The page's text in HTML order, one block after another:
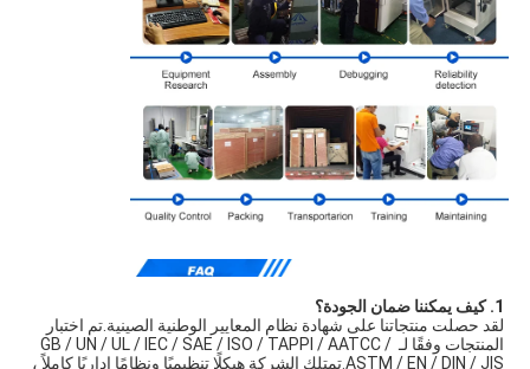
1. كيف يمكننا ضمان الجودة؟
المنتجات وفقًا لـ GB / UN / UL / IEC / SAE / ISO / TAPPI / AATCC /